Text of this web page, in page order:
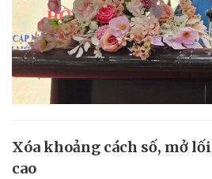
Xóa khoảng cách số, mở
cao